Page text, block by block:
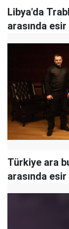
Libya'da
arasında esir
Türkiye ara
arasında esir